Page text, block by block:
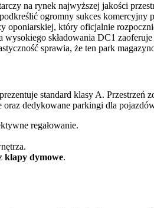
na rynek najwyższej jakości
ogromny sukces
oponiarskiej, który oficjalnie
wysokiego składowania DC1
sprawia, że ten park
standard klasy A.
dedykowane parkingi dla
regałowanie.
klapy dymowe.